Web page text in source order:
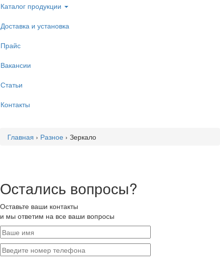
Каталог продукции
Доставка и установка
Прайс
Вакансии
Статьи
Контакты
Главная › Разное › Зеркало
Остались вопросы?
Оставьте ваши контакты
и мы ответим на все ваши вопросы